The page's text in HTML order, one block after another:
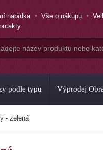
nabídka Vše o nákupu
podle typu Výprodej
- zelená